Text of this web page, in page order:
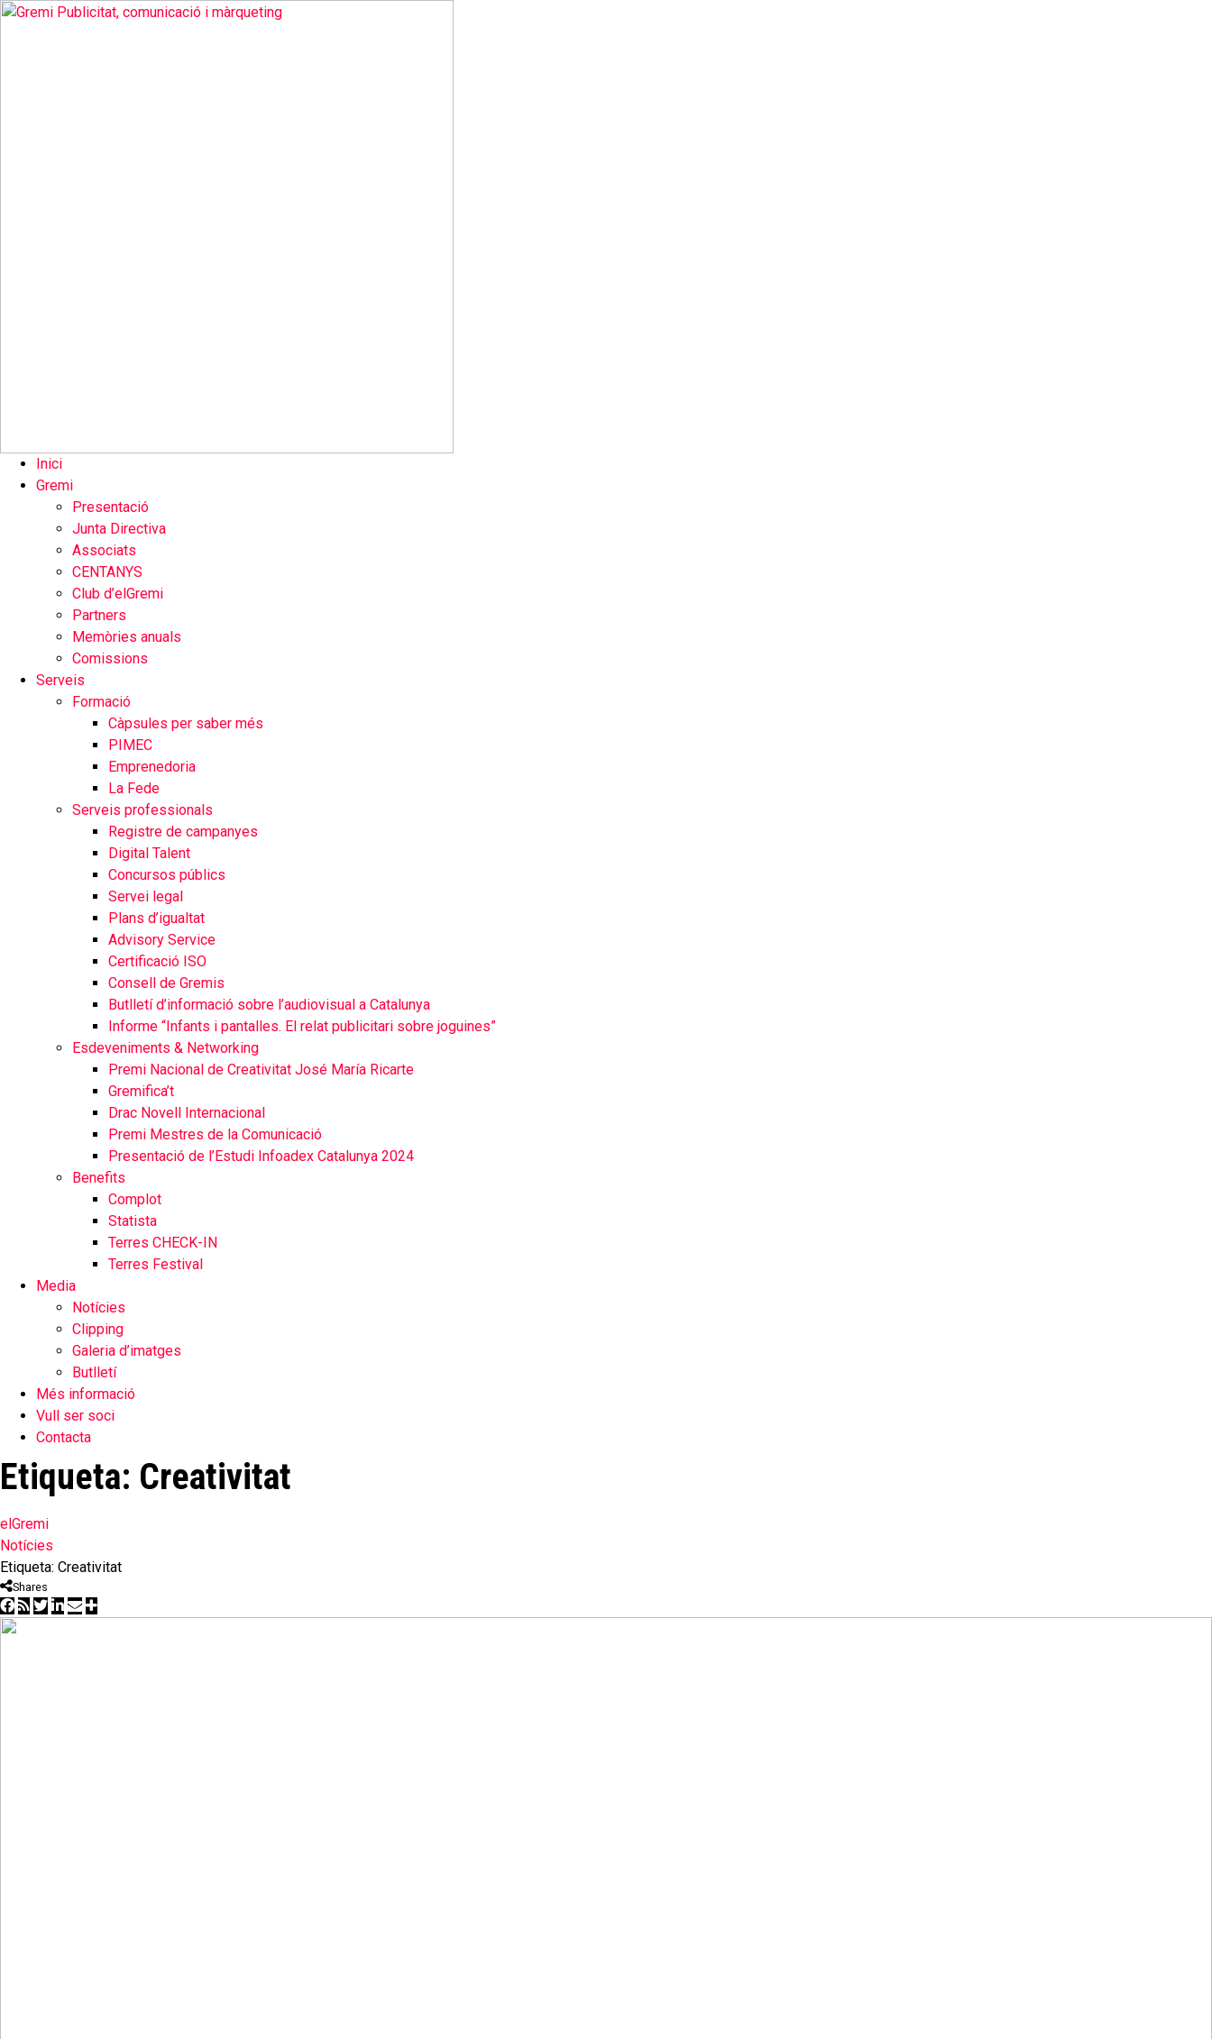
Inici
Gremi
Presentació
Junta Directiva
Associats
CENTANYS
Club d’elGremi
Partners
Memòries anuals
Comissions
Serveis
Formació
Càpsules per saber més
PIMEC
Emprenedoria
La Fede
Serveis professionals
Registre de campanyes
Digital Talent
Concursos públics
Servei legal
Plans d’igualtat
Advisory Service
Certificació ISO
Consell de Gremis
Butlletí d’informació sobre l’audiovisual a Catalunya
Informe “Infants i pantalles. El relat publicitari sobre joguines”
Esdeveniments & Networking
Premi Nacional de Creativitat José María Ricarte
Gremifica’t
Drac Novell Internacional
Premi Mestres de la Comunicació
Presentació de l’Estudi Infoadex Catalunya 2024
Benefits
Complot
Statista
Terres CHECK-IN
Terres Festival
Media
Notícies
Clipping
Galeria d’imatges
Butlletí
Més informació
Vull ser soci
Contacta
Etiqueta: Creativitat
elGremi
Notícies
Etiqueta: Creativitat
Shares